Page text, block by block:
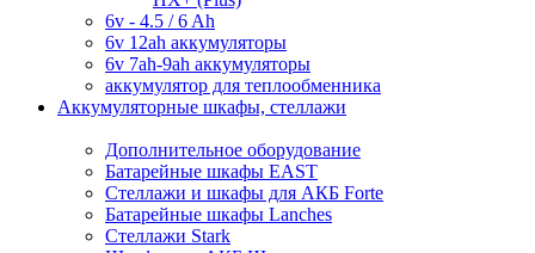
6v - 4.5 / 6 Ah
6v 12ah аккумуляторы
6v 7ah-9ah аккумуляторы
аккумулятор для теплообменника
Аккумуляторные шкафы, стеллажи
Дополнительное оборудование
Батарейные шкафы EAST
Стеллажи и шкафы для АКБ Forte
Батарейные шкафы Lanches
Стеллажи Stark